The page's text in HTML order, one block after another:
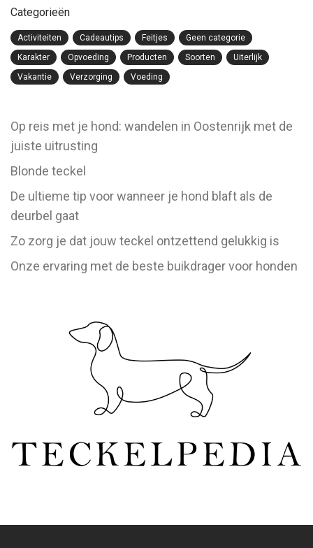
Categorieën
Activiteiten Cadeautips Feitjes
Geen categorie
Karakter
Opvoeding Producten Soorten
Uiterlijk
Vakantie
Verzorging Voeding
Op reis met je hond: wandelen in Oostenrijk met de
juiste uitrusting
Blonde teckel
De ultieme tip voor wanneer je hond blaft als de
deurbel gaat
Zo zorg je dat jouw teckel ontzettend gelukkig is
Onze ervaring met de beste buikdrager voor honden